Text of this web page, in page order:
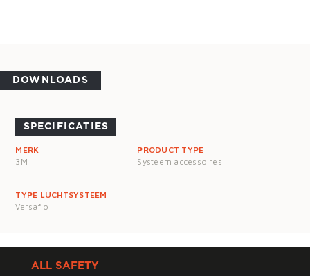
DOWNLOADS
SPECIFICATIES
MERK
3M
PRODUCT TYPE
Systeem accessoires
TYPE LUCHTSYSTEEM
Versaflo
ALL SAFETY